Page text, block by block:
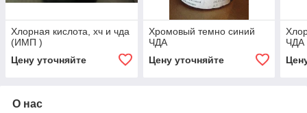
Хлорная кислота, хч и чда
(ИМП )
Цену уточняйте
Хромовый темно синий
ЧДА
Цену уточняйте
ЧДА
О нас